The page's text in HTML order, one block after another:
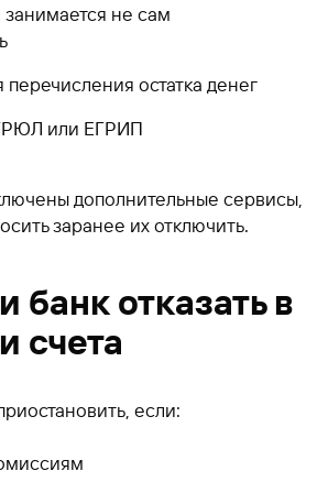
не сам
перечисления остатка денег
или ЕГРИП
дополнительные сервисы,
заранее их отключить.
банк отказать в
счета
если: